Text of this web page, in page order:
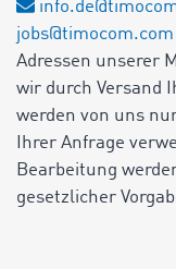
jobs@timocom.com
Adressen unserer
wir durch Versand
werden von uns
Ihrer Anfrage
Bearbeitung
gesetzlicher